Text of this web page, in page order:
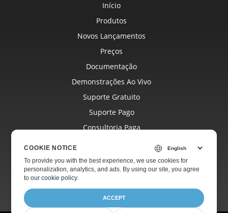
Início
Produtos
Novos Lançamentos
Preços
Documentação
Demonstrações Ao Vivo
Suporte Gratuito
Suporte Pago
Consultoria Paga
Sites
Sobre
COOKIE NOTICE
To provide you with the best experience, we use cookies for
personalization, analytics, and ads. By using our site, you agree
toour cookie policy.
ACCEPT